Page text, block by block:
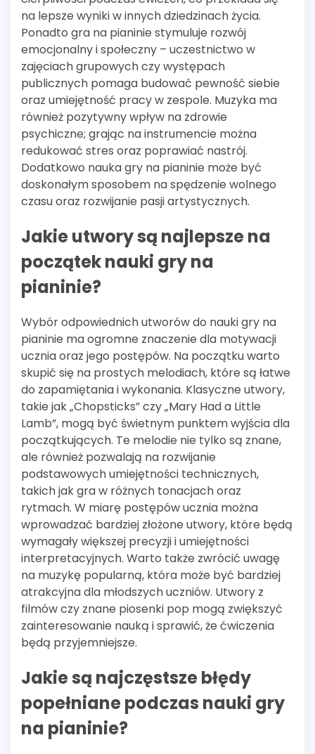
na lepsze wyniki w innych dziedzinach życia.
Ponadto gra na pianinie stymuluje rozwój
emocjonalny i społeczny – uczestnictwo w
zajęciach grupowych czy występach
publicznych pomaga budować pewność siebie
oraz umiejętność pracy w zespole. Muzyka ma
również pozytywny wpływ na zdrowie
psychiczne; grając na instrumencie można
redukować stres oraz poprawiać nastrój.
Dodatkowo nauka gry na pianinie może być
doskonałym sposobem na spędzenie wolnego
czasu oraz rozwijanie pasji artystycznych.
Jakie utwory są najlepsze na
początek nauki gry na
pianinie?
Wybór odpowiednich utworów do nauki gry na
pianinie ma ogromne znaczenie dla motywacji
ucznia oraz jego postępów. Na początku warto
skupić się na prostych melodiach, które są łatwe
do zapamiętania i wykonania. Klasyczne utwory,
takie jak „Chopsticks” czy „Mary Had a Little
Lamb”, mogą być świetnym punktem wyjścia dla
początkujących. Te melodie nie tylko są znane,
ale również pozwalają na rozwijanie
podstawowych umiejętności technicznych,
takich jak gra w różnych tonacjach oraz
rytmach. W miarę postępów ucznia można
wprowadzać bardziej złożone utwory, które będą
wymagały większej precyzji i umiejętności
interpretacyjnych. Warto także zwrócić uwagę
na muzykę popularną, która może być bardziej
atrakcyjna dla młodszych uczniów. Utwory z
filmów czy znane piosenki pop mogą zwiększyć
zainteresowanie nauką i sprawić, że ćwiczenia
będą przyjemniejsze.
Jakie są najczęstsze błędy
popełniane podczas nauki gry
na pianinie?